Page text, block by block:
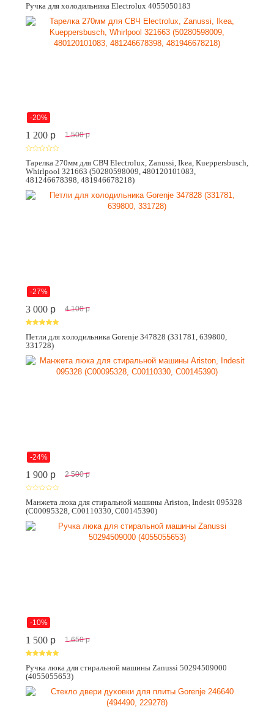
Ручка для холодильника Electrolux 4055050183
-20%
1 200 p 1 500 p
Тарелка 270мм для СВЧ Electrolux, Zanussi, Ikea, Kueppersbusch,
Whirlpool 321663 (50280598009, 480120101083,
481246678398, 481946678218)
-27%
3 000 p 4 100 p
Петли для холодильника Gorenje 347828 (331781, 639800,
331728)
-24%
1 900 p 2 500 p
Манжета люка для стиральной машины Ariston, Indesit 095328
(C00095328, C00110330, C00145390)
-10%
1 500 p 1 650 p
Ручка люка для стиральной машины Zanussi 50294509000
(4055055653)